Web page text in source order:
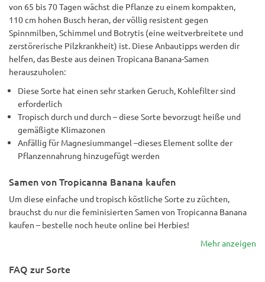
von 65 bis 70 Tagen wächst die Pflanze zu einem kompakten,
110 cm hohen Busch heran, der völlig resistent gegen
Spinnmilben, Schimmel und Botrytis (eine weitverbreitete und
zerstörerische Pilzkrankheit) ist. Diese Anbautipps werden dir
helfen, das Beste aus deinen Tropicana Banana-Samen
herauszuholen:
Diese Sorte hat einen sehr starken Geruch, Kohlefilter sind
erforderlich
Tropisch durch und durch – diese Sorte bevorzugt heiße und
gemäßigte Klimazonen
Anfällig für Magnesiummangel –dieses Element sollte der
Pflanzennahrung hinzugefügt werden
Samen von Tropicanna Banana kaufen
Um diese einfache und tropisch köstliche Sorte zu züchten,
brauchst du nur die feminisierten Samen von Tropicanna Banana
kaufen – bestelle noch heute online bei Herbies!
Mehr anzeigen
FAQ zur Sorte